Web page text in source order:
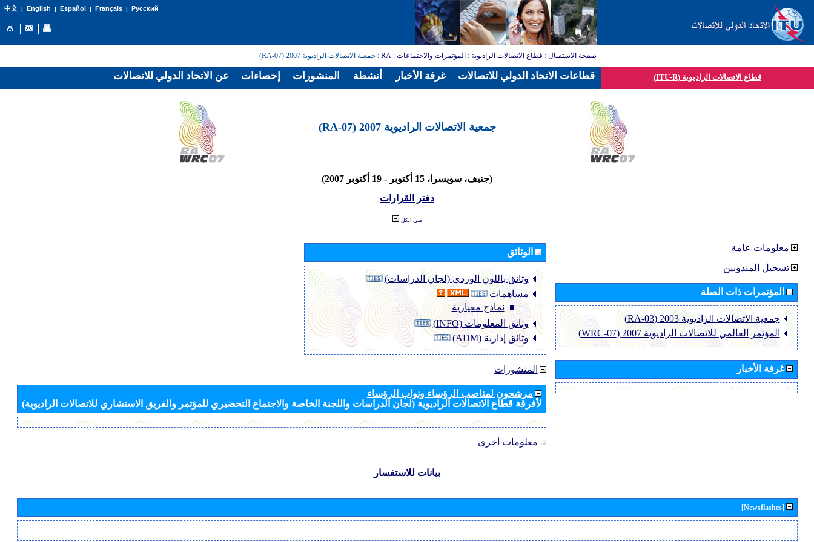
中文| English | Español | Français| Русский
صفحة الاستقبال: قطاع الاتصالات الراديوية: المؤتمرات والاجتماعات:
RA: جمعية الاتصالات الراديوية 2007 (RA-07)
قطاع الاتصالات الراديوية (ITU-R)
جمعية الاتصالات الراديوية 2007 (RA-07)
(جنيف، سويسرا، 15 أكتوبر - 19 أكتوبر 2007)
دفتر القرارات
طي الكل
الوثائق
وثائق باللون الوردي (لجان الدراسات)
مساهمات
نماذج معيارية
وثائق المعلومات (INFO)
وثائق إدارية (ADM)
المنشورات
مرشحون لمناصب الرؤساء ونواب الرؤساء
لأفرقة قطاع الاتصالات الراديوية (لجان الدراسات واللجنة الخاصة والاجتماع التحضيري للمؤتمر والفريق الاستشاري للاتصالات الراديوية)
معلومات أخرى
معلومات عامة
تسجيل المندوبين
المؤتمرات ذات الصلة
جمعية الاتصالات الراديوية 2003 (RA-03)
المؤتمر العالمي للاتصالات الراديوية 2007 (WRC-07)
غرفة الأخبار
بيانات للاستفسار
[Newsflashes]
عن الاتحاد الدولي للاتصالات إحصاءات المنشورات أنشطة غرفة الأخبار قطاعات الاتحاد الدولي للاتصالات